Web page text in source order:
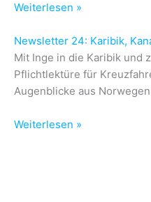
Weiterlesen »
Newsletter 24: Karibik,
Mit Inge in die Karibik und
Pflichtlektüre für
Augenblicke aus Norwegen
Weiterlesen »